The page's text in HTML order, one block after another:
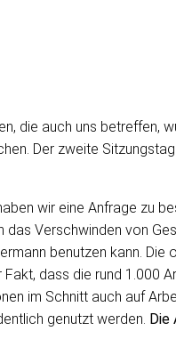
die auch uns betreffen,
Der zweite
wir eine Anfrage zu
das Verschwinden von
benutzen kann. Die
dass die rund 1.000
im Schnitt auch auf
genutzt werden. Die